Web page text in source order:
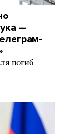
—
погиб